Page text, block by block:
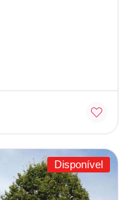
Disponível